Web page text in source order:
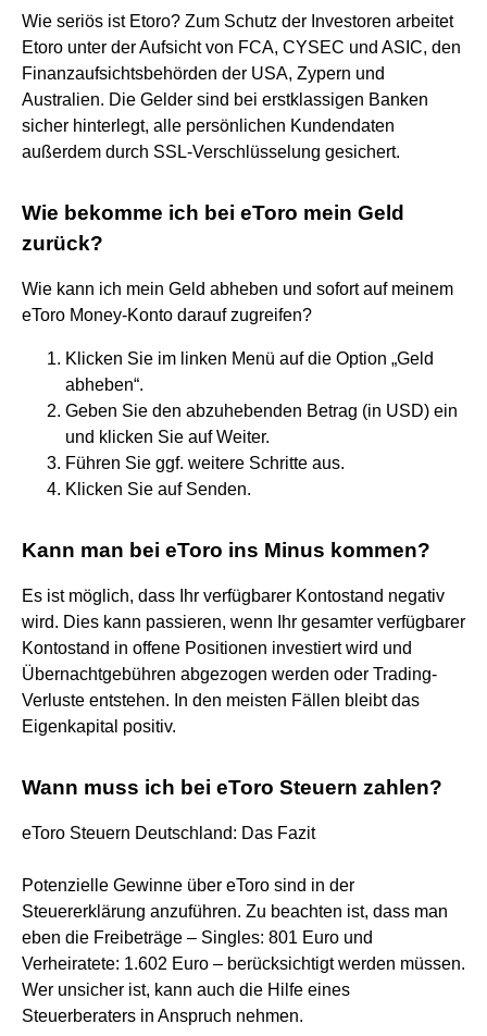
Wie seriös ist Etoro? Zum Schutz der Investoren arbeitet
Etoro unter der Aufsicht von FCA, CYSEC und ASIC, den
Finanzaufsichtsbehörden der USA, Zypern und
Australien. Die Gelder sind bei erstklassigen Banken
sicher hinterlegt, alle persönlichen Kundendaten
außerdem durch SSL-Verschlüsselung gesichert.
Wie bekomme ich bei eToro mein Geld
zurück?
Wie kann ich mein Geld abheben und sofort auf meinem
eToro Money-Konto darauf zugreifen?
Klicken Sie im linken Menü auf die Option „Geld
abheben“.
Geben Sie den abzuhebenden Betrag (in USD) ein
und klicken Sie auf Weiter.
Führen Sie ggf. weitere Schritte aus.
Klicken Sie auf Senden.
Kann man bei eToro ins Minus kommen?
Es ist möglich, dass Ihr verfügbarer Kontostand negativ
wird. Dies kann passieren, wenn Ihr gesamter verfügbarer
Kontostand in offene Positionen investiert wird und
Übernachtgebühren abgezogen werden oder Trading-
Verluste entstehen. In den meisten Fällen bleibt das
Eigenkapital positiv.
Wann muss ich bei eToro Steuern zahlen?
eToro Steuern Deutschland: Das Fazit
Potenzielle Gewinne über eToro sind in der
Steuererklärung anzuführen. Zu beachten ist, dass man
eben die Freibeträge – Singles: 801 Euro und
Verheiratete: 1.602 Euro – berücksichtigt werden müssen.
Wer unsicher ist, kann auch die Hilfe eines
Steuerberaters in Anspruch nehmen.